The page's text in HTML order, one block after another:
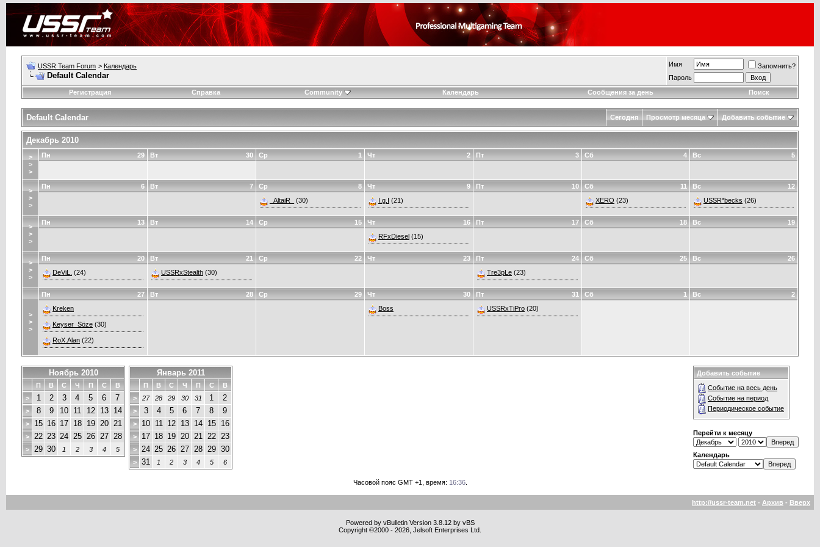
USSR Team Forum > Календарь
Default Calendar
Имя
Запомнить?
Пароль
Регистрация
Справка Community Календарь Сообщения за день Поиск
Default Calendar Сегодня Просмотр месяца Добавить событие
Декабрь 2010
>
>
>
29
Пн 30
Вт 1
Ср 2
Чт 3
Пт 4
Сб 5
Вс
>
>
>
6
Пн 7
Вт 8
Ср
_AltaiR_
(30)
9
Чт
I.g.I (21)
10
Пт 11
Сб
XERO (23)
12
Вс
USSR*becks (26)
>
>
>
13
Пн 14
Вт 15
Ср 16
Чт
RFxDiesel (15)
17
Пт 18
Сб 19
Вс
>
>
>
20
Пн
DeViL. (24)
21
Вт
USSRxStealth (30)
22
Ср 23
Чт 24
Пт
Tre3pLe (23)
25
Сб 26
Вс
>
>
>
27
Пн
Kreken
Keyser_Söze (30)
RoX.Alan (22)
28
Вт 29
Ср 30
Чт
Boss
31
Пт
USSRxTiPro (20)
1
Сб 2
Вс
Ноябрь 2010
П В С Ч П С
В
>
1 2 3 4 5 6 7
> 8 9 10 11 12 13 14
> 15 16 17 18 19 20 21
> 22 23 24 25 26 27 28
> 29 30 1 2 3 4 5
Январь 2011
П В С Ч П С
В
>
27 28 29 30 31 1 2
> 3 4 5 6 7 8 9
> 10 11 12 13 14 15 16
> 17 18 19 20 21 22 23
> 24 25 26 27 28 29 30
> 31 1 2 3 4 5 6
Добавить событие
Событие на весь день
Событие на период
Периодическое событие
Перейти к месяцу
Календарь
Часовой пояс GMT +1, время: 16:36.
http://ussr-team.net - Архив - Вверх
Powered by vBulletin Version 3.8.12 by vBS
Copyright ©2000 - 2026, Jelsoft Enterprises Ltd.